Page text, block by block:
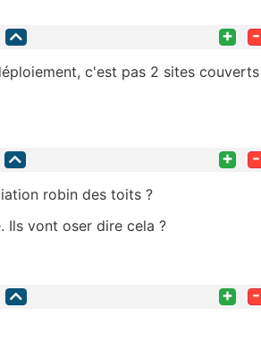
+ -
c'est pas 2 sites couverts
+ -
robin des toits ?
Ils vont oser dire cela ?
+ -